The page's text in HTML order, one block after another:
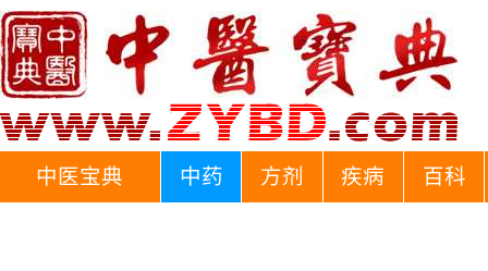
中医宝典 中药 方剂 疾病 百科